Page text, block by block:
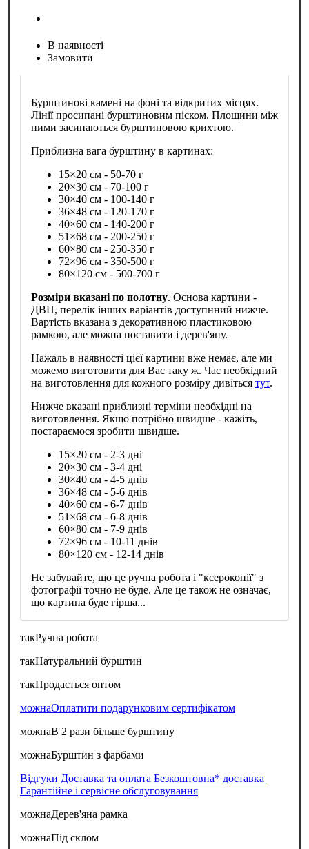
В наявності
Замовити
Бурштинові камені на фоні та відкритих місцях.
Лінії просипані бурштиновим піском. Площини між
ними засипаються бурштиновою крихтою.
Приблизна вага бурштину в картинах:
15×20 см - 50-70 г
20×30 см - 70-100 г
30×40 см - 100-140 г
36×48 см - 120-170 г
40×60 см - 140-200 г
51×68 см - 200-250 г
60×80 см - 250-350 г
72×96 см - 350-500 г
80×120 см - 500-700 г
Розміри вказані по полотну. Основа картини -
ДВП, перелік інших варіантів доступнний нижче.
Вартість вказана з декоративною пластиковою
рамкою, але можна поставити і дерев'яну.
Нажаль в наявності цієї картини вже немає, але ми
можемо виготовити для Вас таку ж. Час необхідний
на виготовлення для кожного розміру дивіться тут.
Нижче вказані приблизні терміни необхідні на
виготовлення. Якщо потрібно швидше - кажіть,
постараємося зробити швидше.
15×20 см - 2-3 дні
20×30 см - 3-4 дні
30×40 см - 4-5 днів
36×48 см - 5-6 днів
40×60 см - 6-7 днів
51×68 см - 6-8 днів
60×80 см - 7-9 днів
72×96 см - 10-11 днів
80×120 см - 12-14 днів
Не забувайте, що це ручна робота і "ксерокопії" з
фотографії точно не буде. Але це також не означає,
що картина буде гірша...
такРучна робота
такНатуральний бурштин
такПродається оптом
можнаОплатити подарунковим сертифікатом
можнаВ 2 рази більше бурштину
можнаБурштин з фарбами
Відгуки Доставка та оплата Безкоштовна* доставка
Гарантійне і сервісне обслуговування
можнаДерев'яна рамка
можнаПід склом